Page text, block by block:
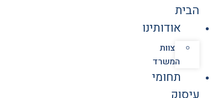
הבית
אודותינו
צוות
המשרד
תחומי
עיסוק